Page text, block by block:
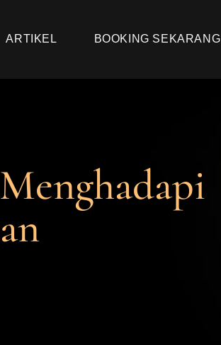
ARTIKEL BOOKING SEKARANG